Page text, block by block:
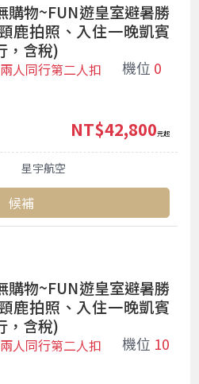
購物~FUN遊皇室避暑勝
鹿拍照、入住一晚凱賓
，含稅)
機位 0
人同行第二人扣
星宇航空
NT$42,800 起
候補
購物~FUN遊皇室避暑勝
鹿拍照、入住一晚凱賓
，含稅)
機位 10
人同行第二人扣